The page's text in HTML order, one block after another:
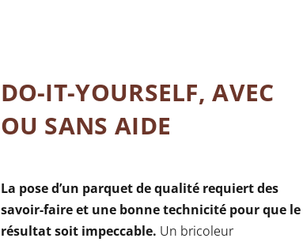
DO-IT-YOURSELF, AVEC
OU SANS AIDE
La pose d’un parquet de qualité requiert des
savoir-faire et une bonne technicité pour que le
résultat soit impeccable. Un bricoleur